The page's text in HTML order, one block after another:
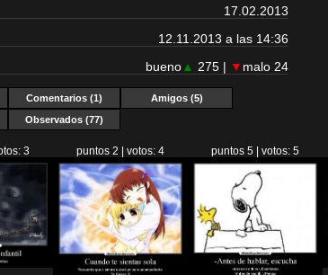
17.02.2013
12.11.2013 a las 14:36
bueno▲ 275 | ▼ malo 24
Comentarios (1)
Amigos (5)
Observados (77)
3 puntos 2 | votos: 4 puntos 5 | votos: 5